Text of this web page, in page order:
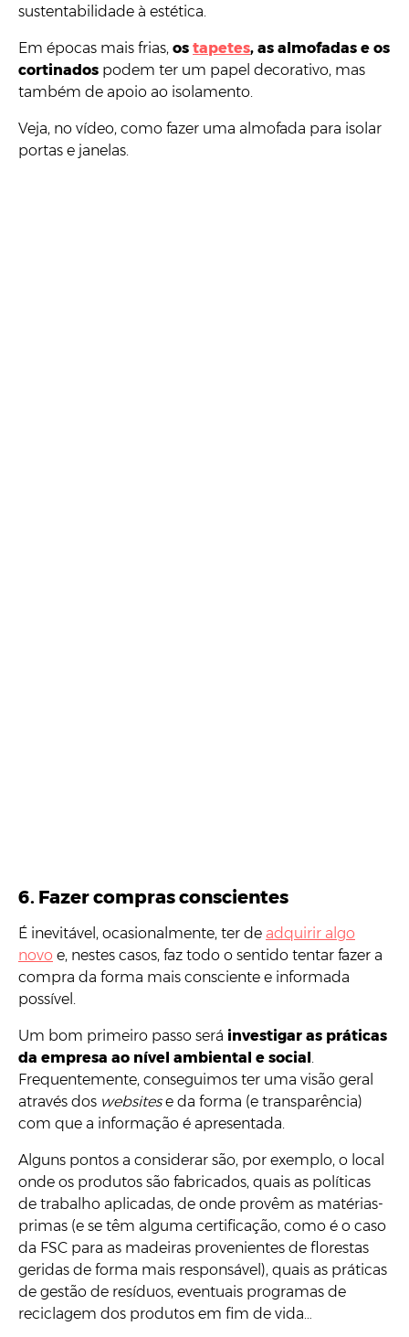
sustentabilidade à estética.
Em épocas mais frias, os tapetes, as almofadas e os
cortinados podem ter um papel decorativo, mas
também de apoio ao isolamento.
Veja, no vídeo, como fazer uma almofada para isolar
portas e janelas.
6. Fazer compras conscientes
É inevitável, ocasionalmente, ter de adquirir algo
novo e, nestes casos, faz todo o sentido tentar fazer a
compra da forma mais consciente e informada
possível.
Um bom primeiro passo será investigar as práticas
da empresa ao nível ambiental e social .
Frequentemente, conseguimos ter uma visão geral
através dos websitese da forma (e transparência)
com que a informação é apresentada.
Alguns pontos a considerar são, por exemplo, o local
onde os produtos são fabricados, quais as políticas
de trabalho aplicadas, de onde provêm as matérias-
primas (e se têm alguma certificação, como é o caso
da FSC para as madeiras provenientes de florestas
geridas de forma mais responsável), quais as práticas
de gestão de resíduos, eventuais programas de
reciclagem dos produtos em fim de vida…